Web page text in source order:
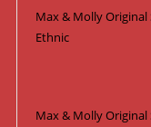
Max & Molly Original
Ethnic
Max & Molly Original